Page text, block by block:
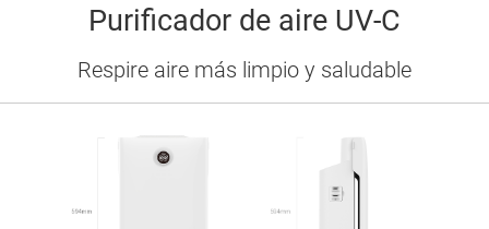
Purificador de aire UV-C
Respire aire más limpio y saludable